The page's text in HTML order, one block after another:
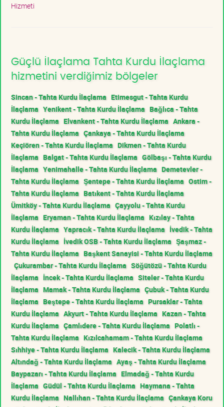
Hizmeti
Güçlü İlaçlama Tahta Kurdu İlaçlama
hizmetini verdiğimiz bölgeler
Sincan - Tahta Kurdu İlaçlama Etimesgut - Tahta Kurdu
İlaçlama Yenikent - Tahta Kurdu İlaçlama Bağlıca - Tahta
Kurdu İlaçlama Elvankent - Tahta Kurdu İlaçlama Ankara -
Tahta Kurdu İlaçlama Çankaya - Tahta Kurdu İlaçlama
Keçiören - Tahta Kurdu İlaçlama Dikmen - Tahta Kurdu
İlaçlama Balgat - Tahta Kurdu İlaçlama Gölbaşı - Tahta Kurdu
İlaçlama Yenimahalle - Tahta Kurdu İlaçlama Demetevler -
Tahta Kurdu İlaçlama Şentepe - Tahta Kurdu İlaçlama Ostim -
Tahta Kurdu İlaçlama Batıkent - Tahta Kurdu İlaçlama
Ümitköy - Tahta Kurdu İlaçlama Çayyolu - Tahta Kurdu
İlaçlama Eryaman - Tahta Kurdu İlaçlama Kızılay - Tahta
Kurdu İlaçlama Yapracık - Tahta Kurdu İlaçlama İvedik - Tahta
Kurdu İlaçlama İvedik OSB - Tahta Kurdu İlaçlama Şaşmaz -
Tahta Kurdu İlaçlama Başkent Sanayisi - Tahta Kurdu İlaçlama
Çukurambar - Tahta Kurdu İlaçlama Söğütözü - Tahta Kurdu
İlaçlama İncek - Tahta Kurdu İlaçlama Siteler - Tahta Kurdu
İlaçlama Mamak - Tahta Kurdu İlaçlama Çubuk - Tahta Kurdu
İlaçlama Beştepe - Tahta Kurdu İlaçlama Pursaklar - Tahta
Kurdu İlaçlama Akyurt - Tahta Kurdu İlaçlama Kazan - Tahta
Kurdu İlaçlama Çamlıdere - Tahta Kurdu İlaçlama Polatlı -
Tahta Kurdu İlaçlama Kızılcahamam - Tahta Kurdu İlaçlama
Sıhhiye - Tahta Kurdu İlaçlama Kalecik - Tahta Kurdu İlaçlama
Altındağ - Tahta Kurdu İlaçlama Ayaş - Tahta Kurdu İlaçlama
Baypazarı - Tahta Kurdu İlaçlama Elmadağ - Tahta Kurdu
İlaçlama Güdül - Tahta Kurdu İlaçlama Haymana - Tahta
Kurdu İlaçlama Nallıhan - Tahta Kurdu İlaçlama Çankaya Koru